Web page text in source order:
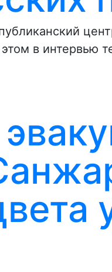
в интервью